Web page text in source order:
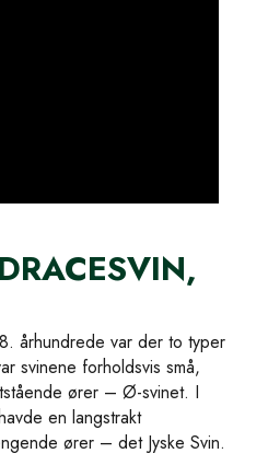
århundrede var der to typer
svinene forholdsvis små,
ører – Ø-svinet. I
en langstrakt
ører – det Jyske Svin.